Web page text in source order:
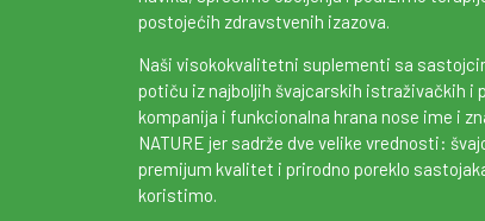
postojećih zdravstvenih izazova.
Naši visokokvalitetni suplementi sa
potiču iz najboljih švajcarskih istraživačkih i
kompanija i funkcionalna hrana nose ime i
NATURE jer sadrže dve velike vrednosti:
premijum kvalitet i prirodno poreklo
koristimo.